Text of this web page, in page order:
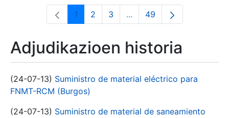
Orrialdea
1 Orrialdea
2 Orrialdea
3 ...Intermediate Pages Use
Orrialdea
49
Adjudikazioen historia
(24-07-13) Suministro de material eléctrico para
FNMT-RCM (Burgos)
(24-07-13) Suministro de material de saneamiento